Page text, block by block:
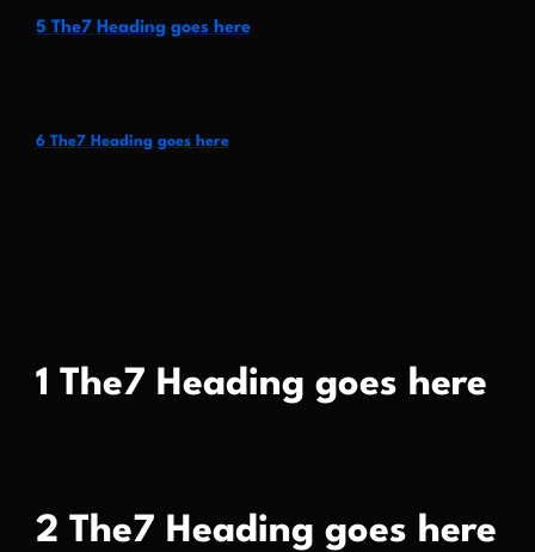
5 The7 Heading goes here
6 The7 Heading goes here
1 The7 Heading goes here
2 The7 Heading goes here